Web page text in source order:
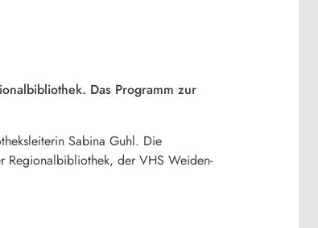
Das Programm zur
Sabina Guhl. Die
Regionalbibliothek, der VHS Weiden-